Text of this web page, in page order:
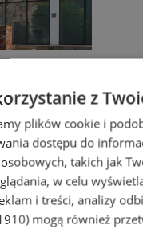
-
się ran |
z
plików cookie i
dostępu do
takich jak
w celu
i treści, analizy
mogą również